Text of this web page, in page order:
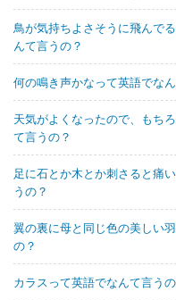
鳥が気持ちよさそうに飛んで
んて言うの？
何の鳴き声かなって英語でな
天気がよくなったので、もち
て言うの？
足に石とか木とか刺さると痛
うの？
翼の裏に母と同じ色の美しい
の？
カラスって英語でなんて言う